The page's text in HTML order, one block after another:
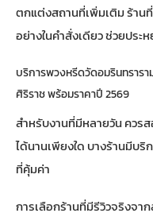
ตกแต่งสถานที่เพิ่มเติม ร้าน
อย่างในคำสั่งเดียว ช่วยประ
บริการพวงหรีดวัดอมรินทราร
ศิริราช พร้อมราคาปี 2569
สำหรับงานที่มีหลายวัน ควร
ได้นานเพียงใด บางร้านมีบ
ที่คุ้มค่า
การเลือกร้านที่มีรีวิวจริงจา